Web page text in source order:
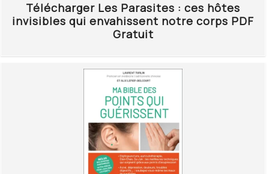
Télécharger Les Parasites : ces hôtes
invisibles qui envahissent notre corps PDF
Gratuit